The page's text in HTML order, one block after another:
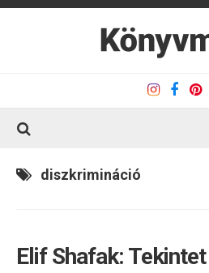
Kapcsolat
diszkrimináció
Elif Shafak: Tekintet